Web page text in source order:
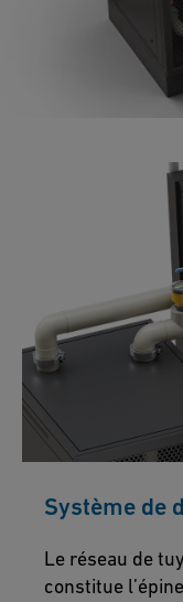
Système de
Le réseau de
constitue